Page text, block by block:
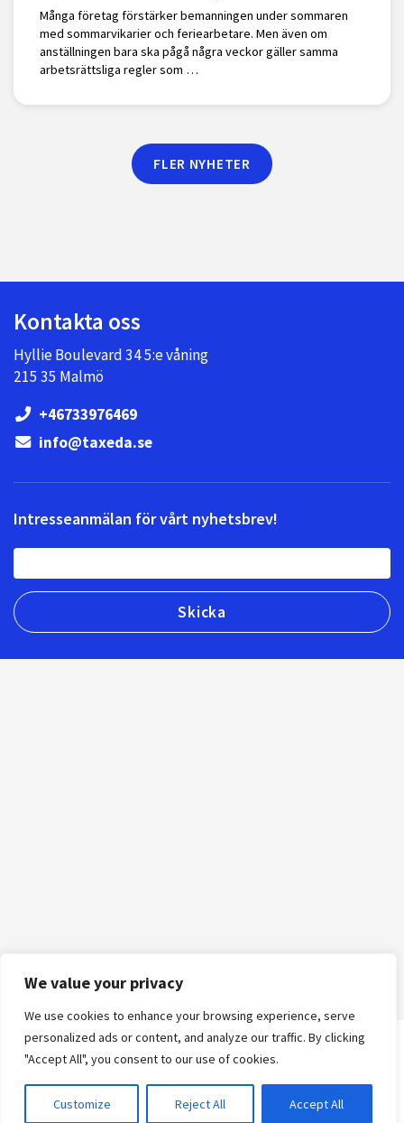
We value your privacy
We use cookies to enhance your browsing experience, serve
personalized ads or content, and analyze our traffic. By clicking
"Accept All", you consent to our use of cookies.
Customize Reject All Accept All
Många företag förstärker bemanningen under sommaren
med sommarvikarier och feriearbetare. Men även om
anställningen bara ska pågå några veckor gäller samma
arbetsrättsliga regler som …
FLER NYHETER
Kontakta oss
Hyllie Boulevard 34 5:e våning
215 35 Malmö
+46733976469
info@taxeda.se
Intresseanmälan för vårt nyhetsbrev!